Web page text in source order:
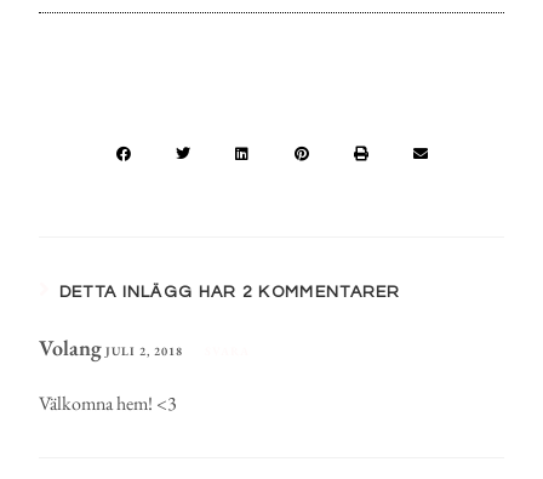
DETTA INLÄGG HAR 2 KOMMENTARER
Volang JULI 2, 2018
Välkomna hem! <3